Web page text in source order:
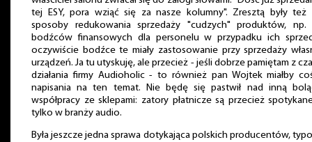
tej ESY, pora wziąć się za nasze kolumny". Zresztą były też
sposoby redukowania sprzedaży "cudzych" produktów, np.
bodźców finansowych dla personelu w przypadku ich
oczywiście bodźce te miały zastosowanie przy sprzedaży
urządzeń. Ja tu utyskuję, ale przecież - jeśli dobrze pamiętam z
działania firmy Audioholic - to również pan Wojtek miałby
napisania na ten temat. Nie będę się pastwił nad inną
współpracy ze sklepami: zatory płatnicze są przecież
tylko w branży audio.
Była jeszcze jedna sprawa dotykająca polskich producentów,